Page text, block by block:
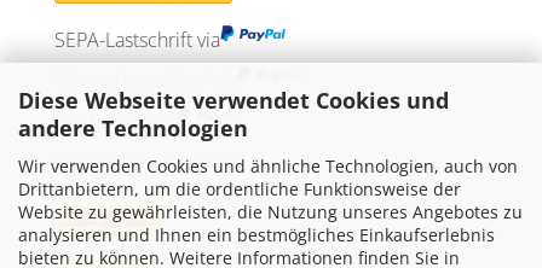
Diese Webseite verwendet Cookies und
andere Technologien
Wir verwenden Cookies und ähnliche Technologien, auch von
Drittanbietern, um die ordentliche Funktionsweise der
Website zu gewährleisten, die Nutzung unseres Angebotes zu
analysieren und Ihnen ein bestmögliches Einkaufserlebnis
bieten zu können. Weitere Informationen finden Sie in
SEPA-Lastschrift via
Kreditkarte via
WIR VERSENDEN MIT